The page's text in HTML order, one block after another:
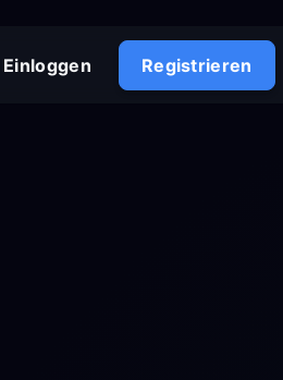
Einloggen Registrieren